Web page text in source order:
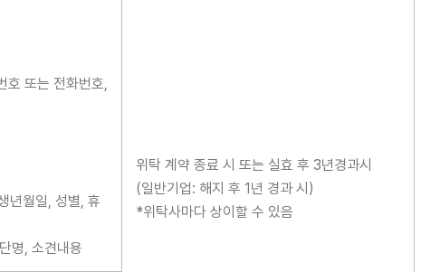
또는 전화번호,
년월일, 성별, 휴
명, 소견내용
위탁 계약 종료 시 또는 실효 후 3년경과시
(일반기업: 해지 후 1년 경과 시)
*위탁사마다 상이할 수 있음